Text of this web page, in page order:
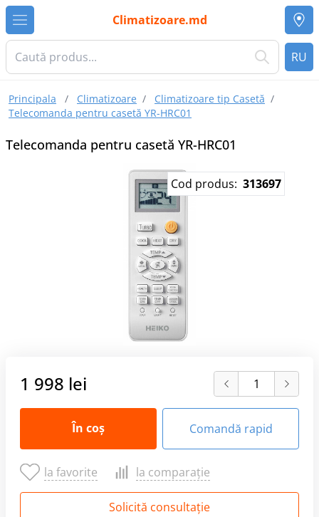
Climatizoare.md
RU
Principala / Climatizoare / Climatizoare tip Casetă /
Telecomanda pentru casetă YR-HRC01
Telecomanda pentru casetă YR-HRC01
Cod produs: 313697
1 998 lei
În coș Comandă rapid
la favorite la comparație
Solicită consultație